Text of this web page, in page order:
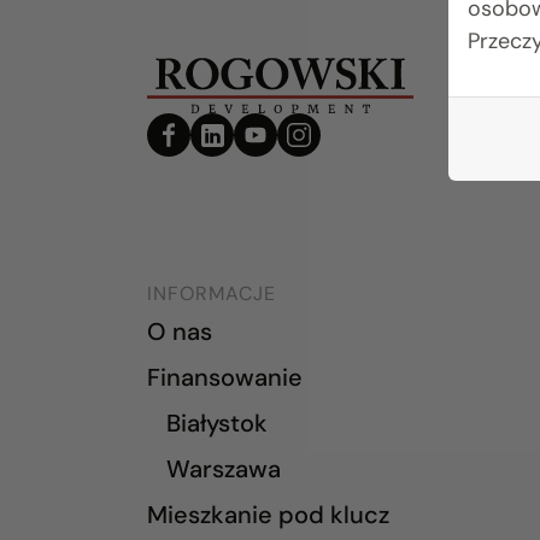
INFORMACJE
O nas
Finansowanie
Białystok
Warszawa
Mieszkanie pod klucz